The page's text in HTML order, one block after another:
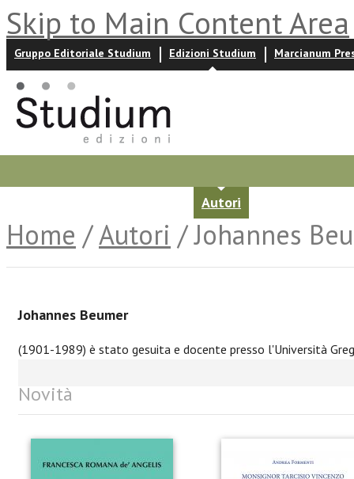
Skip to Main Content Area
Gruppo Editoriale Studium Edizioni Studium Marcianum
Autori
Home /Autori / Johannes
Johannes Beumer
(1901-1989) è stato gesuita e docente presso l'Università
Novità